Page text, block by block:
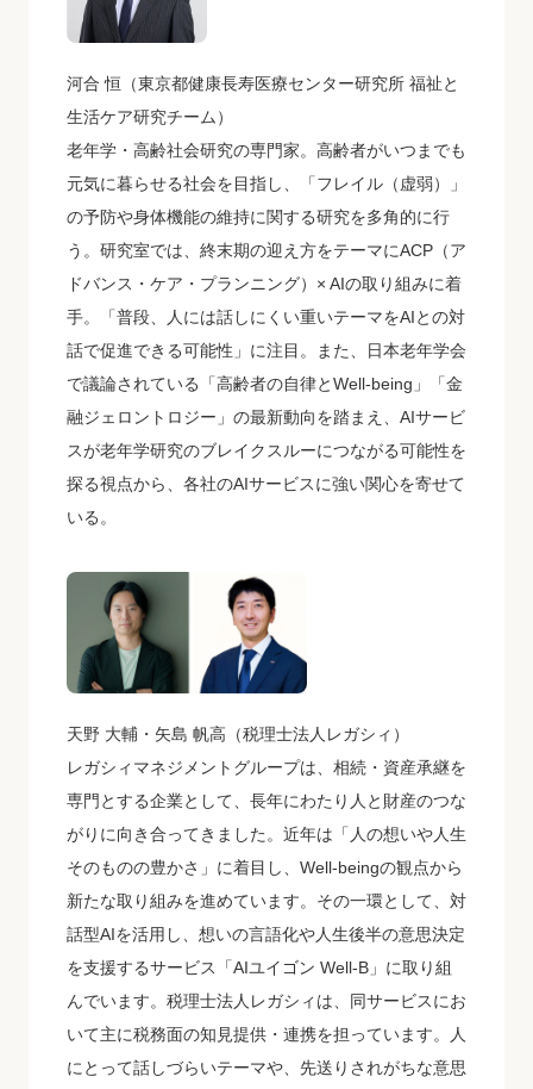
河合 恒（東京都健康長寿医療センター研究所 福祉と
生活ケア研究チーム）
老年学・高齢社会研究の専門家。高齢者がいつまでも
元気に暮らせる社会を目指し、「フレイル（虚弱）」
の予防や身体機能の維持に関する研究を多角的に行
う。研究室では、終末期の迎え方をテーマにACP（ア
ドバンス・ケア・プランニング）× AIの取り組みに着
手。「普段、人には話しにくい重いテーマをAIとの対
話で促進できる可能性」に注目。また、日本老年学会
で議論されている「高齢者の自律とWell-being」「金
融ジェロントロジー」の最新動向を踏まえ、AIサービ
スが老年学研究のブレイクスルーにつながる可能性を
探る視点から、各社のAIサービスに強い関心を寄せて
いる。
天野 大輔・矢島 帆高（税理士法人レガシィ）
レガシィマネジメントグループは、相続・資産承継を
専門とする企業として、長年にわたり人と財産のつな
がりに向き合ってきました。近年は「人の想いや人生
そのものの豊かさ」に着目し、Well-beingの観点から
新たな取り組みを進めています。その一環として、対
話型AIを活用し、想いの言語化や人生後半の意思決定
を支援するサービス「AIユイゴン Well-B」に取り組
んでいます。税理士法人レガシィは、同サービスにお
いて主に税務面の知見提供・連携を担っています。人
にとって話しづらいテーマや、先送りされがちな意思